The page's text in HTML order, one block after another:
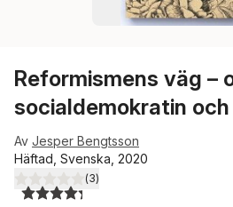
Reformismens väg –
socialdemokratin
Av Jesper Bengtsson
Häftad, Svenska, 2020
4,3utav 5 stjärnor. Totalt antal röster:
(3)